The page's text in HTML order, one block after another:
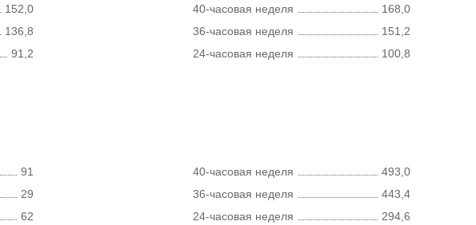
152,0
136,8
91,2
40-часовая неделя
168,0
36-часовая неделя
151,2
24-часовая неделя
100,8
91
29
62
40-часовая неделя
493,0
36-часовая неделя
443,4
24-часовая неделя
294,6